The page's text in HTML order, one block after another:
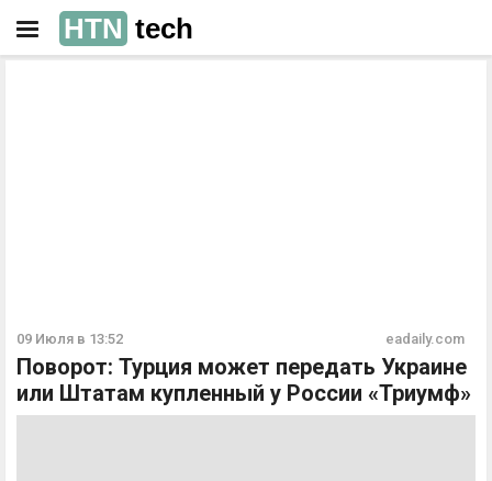
HTN tech
09 Июля в 13:52 eadaily.com
Поворот: Турция может передать Украине
или Штатам купленный у России «Триумф»